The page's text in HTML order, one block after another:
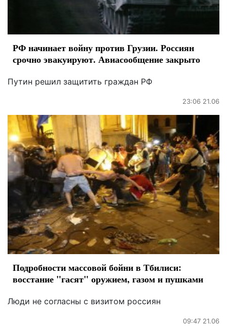
РФ начинает войну против Грузии. Россиян
срочно эвакуируют. Авиасообщение закрыто
Путин решил защитить граждан РФ
23:06 21.06
Подробности массовой бойни в Тбилиси:
восстание "гасят" оружием, газом и пушками
Люди не согласны с визитом россиян
09:47 21.06